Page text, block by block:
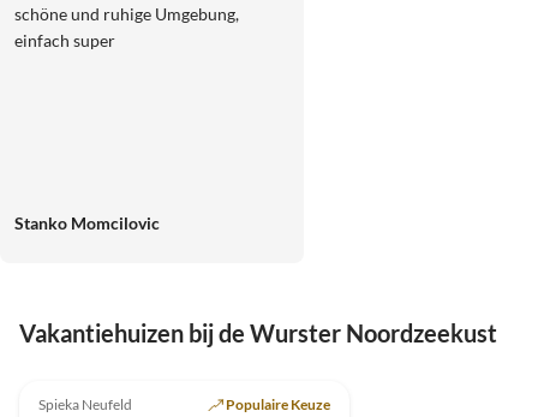
schöne und ruhige Umgebung,
einfach super
Stanko Momcilovic
Vakantiehuizen bij de Wurster Noordzeekust
Spieka Neufeld Populaire Keuze